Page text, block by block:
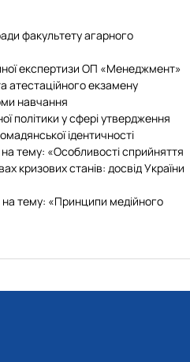
факультету агарного
експертизи ОП «Менеджмент»
атестаційного екзамену
навчання
політики у сфері утвердження
ідентичності
тему: «Особливості сприйняття
кризових станів: досвід України
на тему: «Принципи медійного